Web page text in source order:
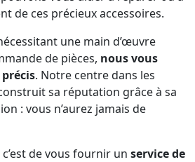
de ces précieux accessoires.
une main d’œuvre
de pièces, nous vous
. Notre centre dans les
sa réputation grâce à sa
: vous n’aurez jamais de
de vous fournir un service de